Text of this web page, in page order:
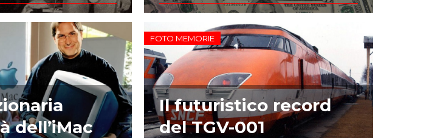
dell’iMac
FOTO MEMORIE
Il futuristico record
del TGV-001